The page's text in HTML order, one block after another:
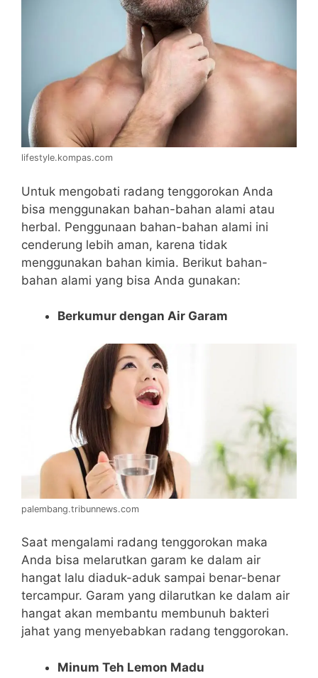
lifestyle.kompas.com
Untuk mengobati radang tenggorokan Anda
bisa menggunakan bahan-bahan alami atau
herbal. Penggunaan bahan-bahan alami ini
cenderung lebih aman, karena tidak
menggunakan bahan kimia. Berikut bahan-
bahan alami yang bisa Anda gunakan:
Berkumur dengan Air Garam
palembang.tribunnews.com
Saat mengalami radang tenggorokan maka
Anda bisa melarutkan garam ke dalam air
hangat lalu diaduk-aduk sampai benar-benar
tercampur. Garam yang dilarutkan ke dalam air
hangat akan membantu membunuh bakteri
jahat yang menyebabkan radang tenggorokan.
Minum Teh Lemon Madu